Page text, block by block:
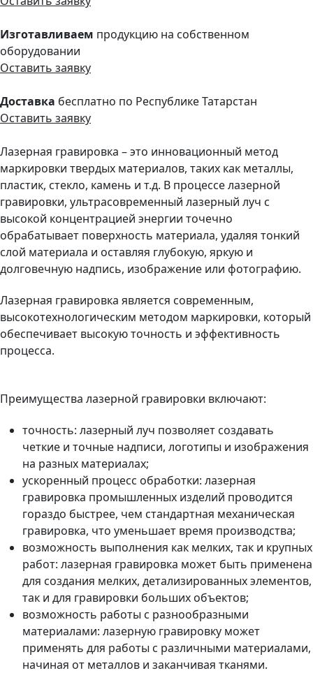
Изготавливаем продукцию на собственном
оборудовании
Оставить заявку
Доставка бесплатно по Республике Татарстан
Оставить заявку
Лазерная гравировка – это инновационный метод
маркировки твердых материалов, таких как металлы,
пластик, стекло, камень и т.д. В процессе лазерной
гравировки, ультрасовременный лазерный луч с
высокой концентрацией энергии точечно
обрабатывает поверхность материала, удаляя тонкий
слой материала и оставляя глубокую, яркую и
долговечную надпись, изображение или фотографию.
Лазерная гравировка является современным,
высокотехнологическим методом маркировки, который
обеспечивает высокую точность и эффективность
процесса.
Преимущества лазерной гравировки включают:
точность: лазерный луч позволяет создавать
четкие и точные надписи, логотипы и изображения
на разных материалах;
ускоренный процесс обработки: лазерная
гравировка промышленных изделий проводится
гораздо быстрее, чем стандартная механическая
гравировка, что уменьшает время производства;
возможность выполнения как мелких, так и крупных
работ: лазерная гравировка может быть применена
для создания мелких, детализированных элементов,
так и для гравировки больших объектов;
возможность работы с разнообразными
материалами: лазерную гравировку может
применять для работы с различными материалами,
начиная от металлов и заканчивая тканями.